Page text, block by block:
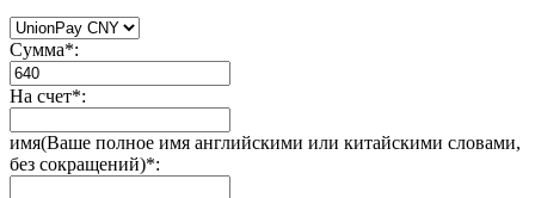
Сумма*:
На счет*:
имя(Ваше полное имя английскими или китайскими словами,
без сокращений)*: